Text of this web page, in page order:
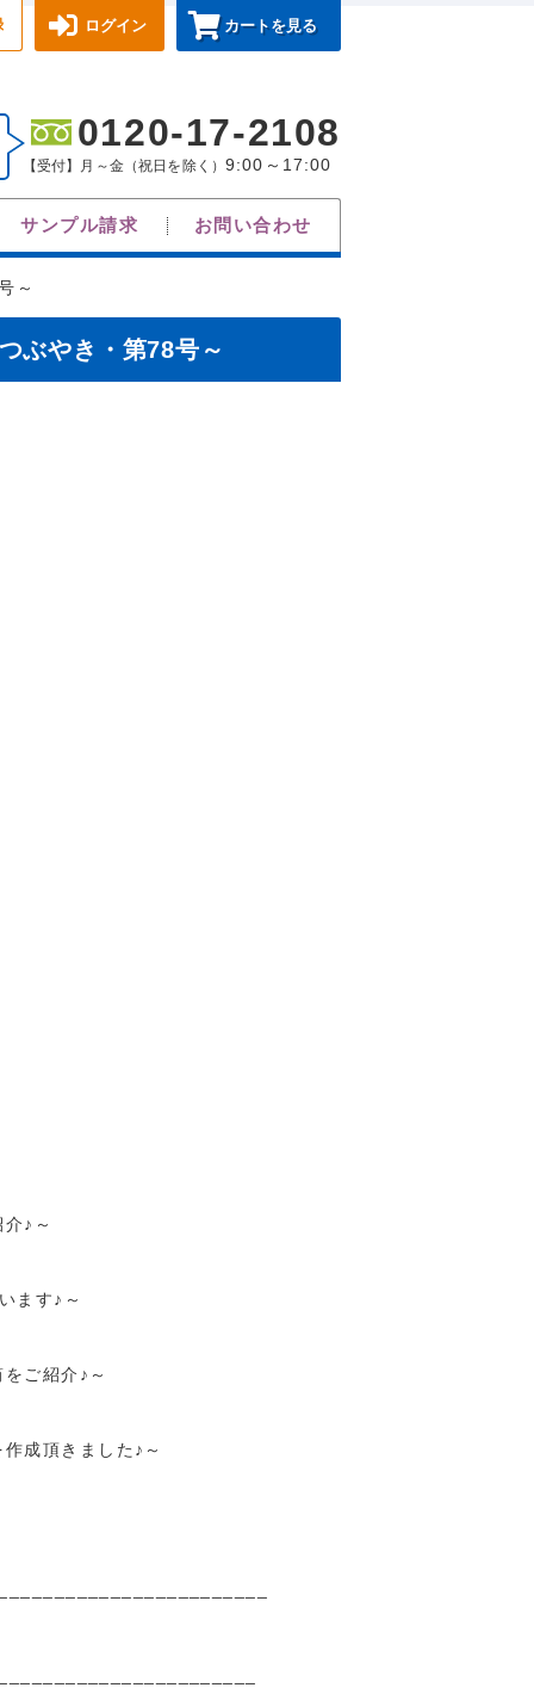
ログイン カートを見る
0120-17-2108
【受付】月～金（祝日を除く）9:00～17:00
サンプル請求 お問い合わせ
～
ぶやき・第78号～
♪～
ます♪～
ご紹介♪～
成頂きました♪～